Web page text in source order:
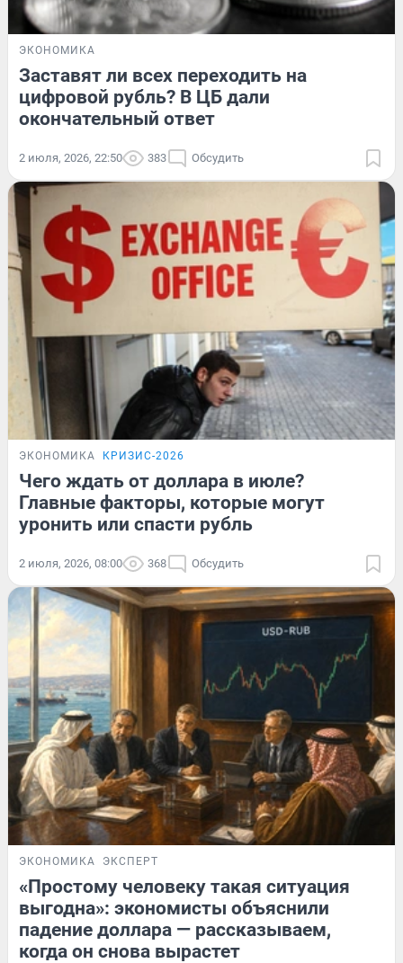
ЭКОНОМИКА
Заставят ли всех переходить на
цифровой рубль? В ЦБ дали
окончательный ответ
2 июля, 2026, 22:50 383 Обсудить
ЭКОНОМИКА КРИЗИС-2026
Чего ждать от доллара в июле?
Главные факторы, которые могут
уронить или спасти рубль
2 июля, 2026, 08:00 368 Обсудить
ЭКОНОМИКА ЭКСПЕРТ
«Простому человеку такая ситуация
выгодна»: экономисты объяснили
падение доллара — рассказываем,
когда он снова вырастет